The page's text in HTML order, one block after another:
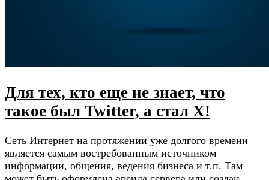
Для тех, кто еще не знает, что
такое был Twitter, а стал Х!
Сеть Интернет на протяжении уже долгого времени
является самым востребованным источником
информации, общения, ведения бизнеса и т.п. Там